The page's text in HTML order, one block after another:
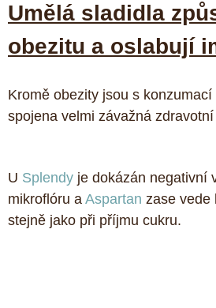
Umělá sladidla
obezitu a oslabují
Kromě obezity jsou s konzumací
spojena velmi závažná
U Splendy je dokázán negativní
mikroflóru a Aspartan zase vede
stejně jako při příjmu cukru.